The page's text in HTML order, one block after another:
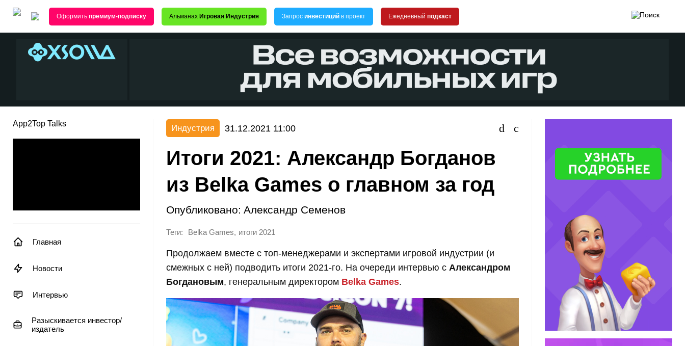
Оформить премиум-подписку Альманах Игровая Индустрия Запрос инвестиций в проект Ежедневный подкаст
App2Top Talks
Главная
Новости
Интервью
Разыскивается инвестор/
издатель
Индустрия 31.12.2021 11:00
Итоги 2021: Александр Богданов
из Belka Games о главном за год
Опубликовано: Александр Семенов
Теги: Belka Games, итоги 2021
Продолжаем вместе с топ-менеджерами и экспертами игровой индустрии (и
смежных с ней) подводить итоги 2021-го. На очереди интервью с Александром
Богдановым, генеральным директором Belka Games.